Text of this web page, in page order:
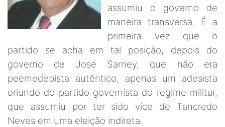
assumiu o governo de
maneira transversa. É a
primeira vez que o
partido se acha em tal posição, depois do
governo de José Sarney, que não era
peemedebista autêntico, apenas um adesista
oriundo do partido governista do regime militar,
que assumiu por ter sido vice de Tancredo
Neves em uma eleição indireta.